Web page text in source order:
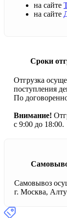
на сайте
на сайте
Сроки
Отгрузка
поступления
По
Внимание!
с 9:00 до 18:00.
Самовывоз
г. Москва,